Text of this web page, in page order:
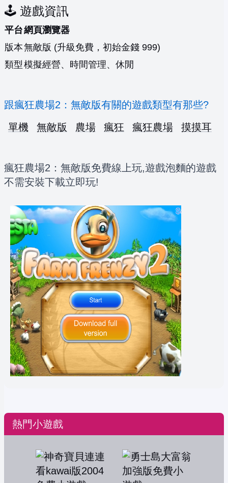
🕹️ 遊戲資訊
平台網頁瀏覽器
版本無敵版 (升級免費，初始金錢 999)
類型 模擬經營、時間管理、休閒
跟瘋狂農場2：無敵版有關的遊戲類型有那些?
單機
無敵版 農場 瘋狂 瘋狂農場 摸摸耳
瘋狂農場2：無敵版免費線上玩,遊戲泡麵的遊戲
不需安裝下載立即玩!
熱門小遊戲